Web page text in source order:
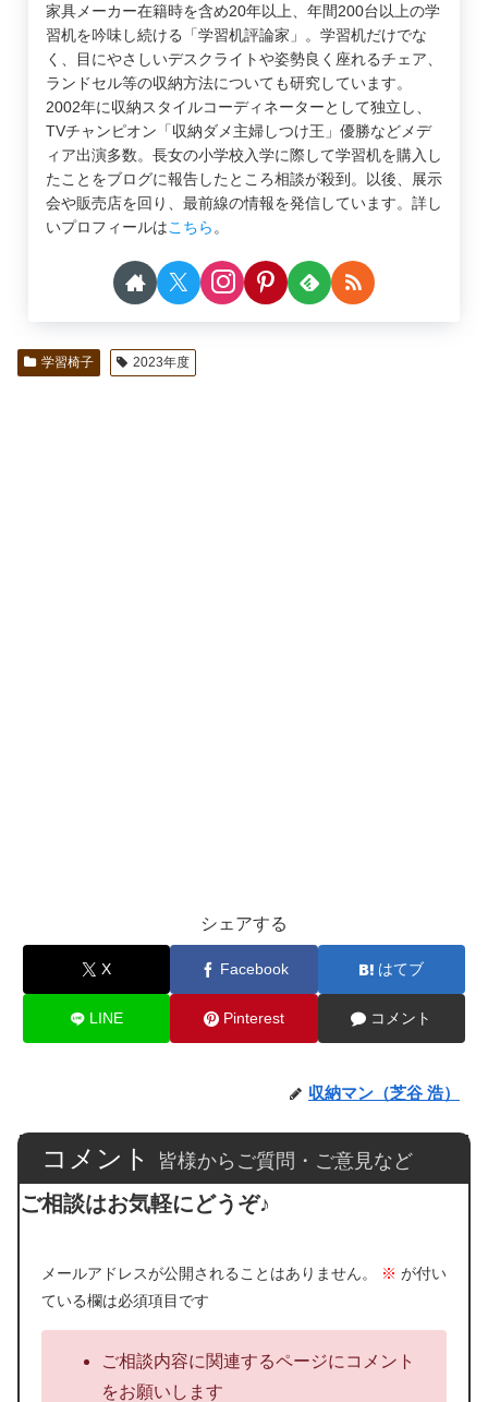
家具メーカー在籍時を含め20年以上、年間200台以上の学
習机を吟味し続ける「学習机評論家」。学習机だけでな
く、目にやさしいデスクライトや姿勢良く座れるチェア、
ランドセル等の収納方法についても研究しています。
2002年に収納スタイルコーディネーターとして独立し、
TVチャンピオン「収納ダメ主婦しつけ王」優勝などメデ
ィア出演多数。長女の小学校入学に際して学習机を購入し
たことをブログに報告したところ相談が殺到。以後、展示
会や販売店を回り、最前線の情報を発信しています。詳し
いプロフィールはこちら 。
学習椅子 2023年度
シェアする
X Facebook はてブ
LINE Pinterest コメント
収納マン（芝谷 浩）
コメント 皆様からご質問・ご意見など
ご相談はお気軽にどうぞ♪
メールアドレスが公開されることはありません。 ※ が付い
ている欄は必須項目です
ご相談内容に関連するページにコメント
をお願いします